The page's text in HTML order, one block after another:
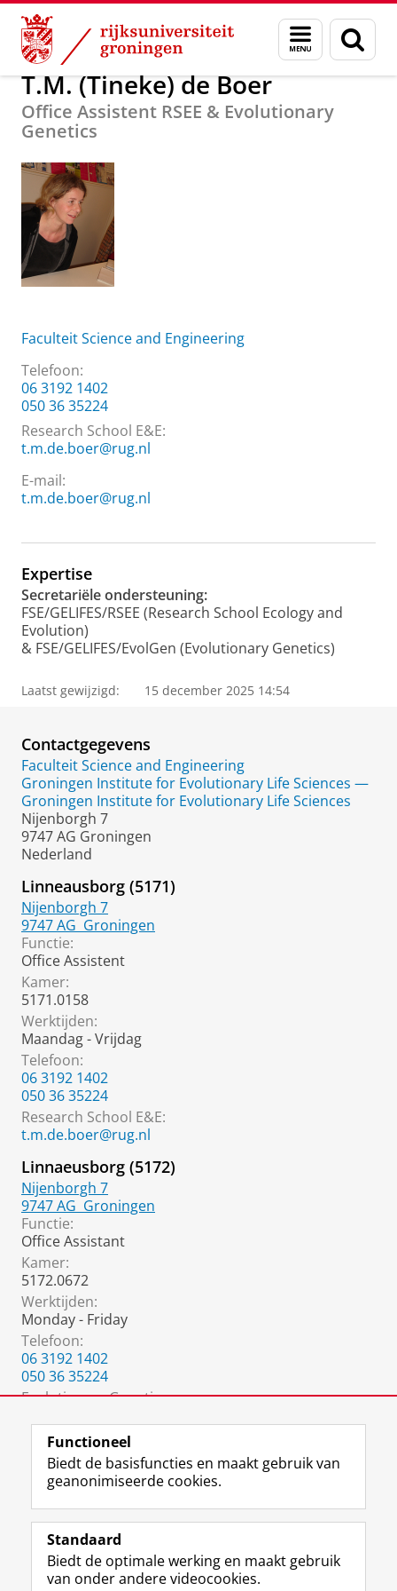
Skip
Content
Skip
Navigation
Menu
en
zoeken
Over ons T.M. (Tineke) de Boer
T.M. (Tineke) de Boer
Office Assistent RSEE & Evolutionary
Genetics
Faculteit Science and Engineering
Telefoon:
06 3192 1402
050 36 35224
Research School E&E:
t.m.de.boer@rug.nl
E-mail:
t.m.de.boer@rug.nl
Expertise
Secretariële ondersteuning:
FSE/GELIFES/RSEE (Research School Ecology and
Evolution)
& FSE/GELIFES/EvolGen (Evolutionary Genetics)
Laatst gewijzigd: 15 december 2025 14:54
Contactgegevens
Faculteit Science and Engineering
Groningen Institute for Evolutionary Life Sciences —
Groningen Institute for Evolutionary Life Sciences
Nijenborgh 7
9747 AG Groningen
Nederland
Linneausborg (5171)
Nijenborgh 7
9747 AG Groningen
Functie:
Office Assistent
Kamer:
5171.0158
Werktijden:
Maandag - Vrijdag
Telefoon:
06 3192 1402
050 36 35224
Research School E&E:
t.m.de.boer@rug.nl
Linnaeusborg (5172)
Nijenborgh 7
9747 AG Groningen
Functie:
Office Assistant
Kamer:
5172.0672
Werktijden:
Monday - Friday
Telefoon:
06 3192 1402
050 36 35224
Evolutionary Genetics:
Volg de RUG
F
a
e
b
L
i
k
e
R
S
-
f
I
n
t
Y
o
T
Studiekiezers
Functioneel
Biedt de basisfuncties en maakt gebruik van
geanonimiseerde cookies.
Standaard
Biedt de optimale werking en maakt gebruik
van onder andere videocookies.